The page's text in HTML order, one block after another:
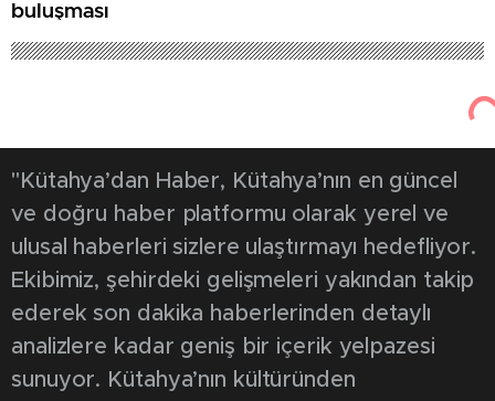
buluşması
"Kütahya’dan Haber, Kütahya’nın en güncel
ve doğru haber platformu olarak yerel ve
ulusal haberleri sizlere ulaştırmayı hedefliyor.
Ekibimiz, şehirdeki gelişmeleri yakından takip
ederek son dakika haberlerinden detaylı
analizlere kadar geniş bir içerik yelpazesi
sunuyor. Kütahya’nın kültüründen